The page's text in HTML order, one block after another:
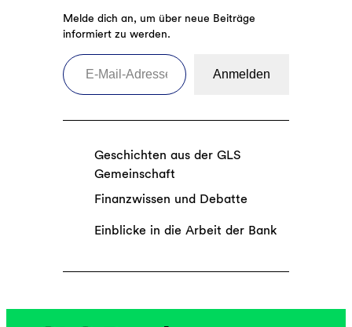
Melde dich an, um über neue Beiträge
informiert zu werden.
E-Mail-Adresse eingeben
Anmelden
Geschichten aus der GLS
Gemeinschaft
Finanzwissen und Debatte
Einblicke in die Arbeit der Bank